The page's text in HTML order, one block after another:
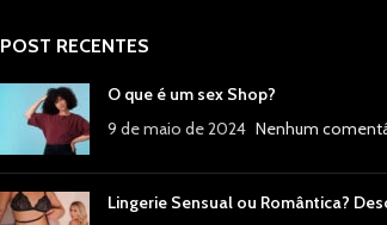
POST RECENTES
O que é um sex Shop?
9 de maio de 2024 Nenhum
Lingerie Sensual ou Romântica?